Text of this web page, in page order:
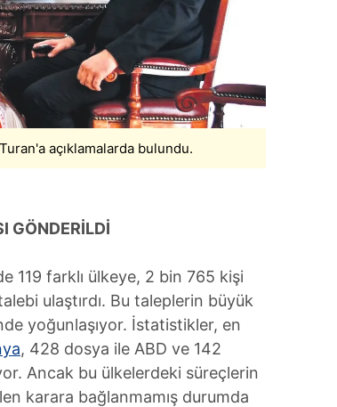
panel vasıtasıyla belirleyebilirsiniz. Çerezlere
Metnimizi ziyaret edebilirsiniz.
uyarınca hazırlanmış Aydınlatma Metnimizi
ilgili bilgi almak için lütfentıklayınız
açıklamalarda bulundu.
GÖNDERİLDİ
119 farklı ülkeye, 2 bin 765 kişi
ulaştırdı. Bu taleplerin büyük
yoğunlaşıyor. İstatistikler, en
, 428 dosya ile ABD ve 142
Ancak bu ülkelerdeki süreçlerin
karara bağlanmamış durumda